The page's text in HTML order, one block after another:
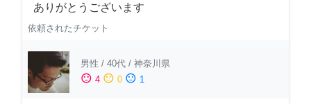
ありがとうございます
依頼されたチケット
男性 / 40代 / 神奈川県
sentiment_satisfied 4 sentiment_neutral 0 sentiment_dissatisfied 1